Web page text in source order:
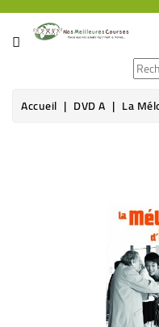
CATÉGORIE
ÉPICERIE
Accueil DVD A
La